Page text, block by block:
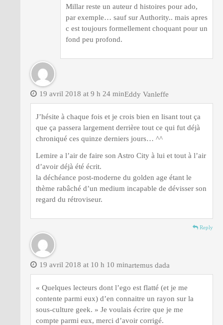
Millar reste un auteur d histoires pour ado,
par exemple… sauf sur Authority.. mais apres
c est toujours formellement choquant pour un
fond peu profond.
Eddy Vanleffe
19 avril 2018 at 9 h 24 min
J’hésite à chaque fois et je crois bien en lisant tout ça
que ça passera largement derrière tout ce qui fut déjà
chroniqué ces quinze derniers jours… ^^
Lemire a l’air de faire son Astro City à lui et tout à l’air
d’avoir déjà été écrit.
la déchéance post-moderne du golden age étant le
thème rabâché d’un medium incapable de dévisser son
regard du rétroviseur.
Reply
artemus dada
19 avril 2018 at 10 h 10 min
« Quelques lecteurs dont l’ego est flatté (et je me
contente parmi eux) d’en connaitre un rayon sur la
sous-culture geek. » Je voulais écrire que je me
compte parmi eux, merci d’avoir corrigé.